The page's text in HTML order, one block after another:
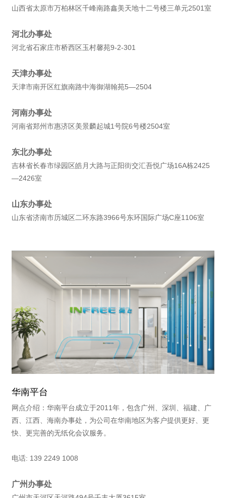
山西省太原市万柏林区千峰南路鑫美天地十二号楼三单元2501室
河北办事处
河北省石家庄市桥西区玉村馨苑9-2-301
天津办事处
天津市南开区红旗南路中海御湖翰苑5—2504
河南办事处
河南省郑州市惠济区美景麟起城1号院6号楼2504室
东北办事处
吉林省长春市绿园区皓月大路与正阳街交汇吾悦广场16A栋2425
—2426室
山东办事处
山东省济南市历城区二环东路3966号东环国际广场C座1106室
华南平台
网点介绍：华南平台成立于2011年，包含广州、深圳、福建、广
西、江西、海南办事处，为公司在华南地区为客户提供更好、更
快、更完善的无纸化会议服务。
电话: 139 2249 1008
广州办事处